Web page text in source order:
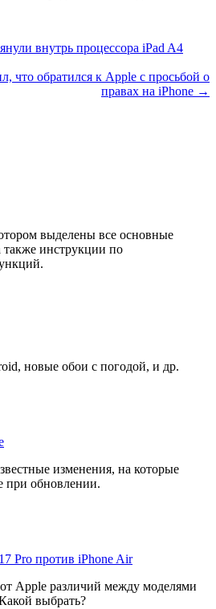
внутрь процессора iPad A4
что обратился к Apple с просьбой о
правах на iPhone →
выделены все основные
также инструкции по
новые обои с погодой, и др.
изменения, на которые
при обновлении.
Pro против iPhone Air
Apple различий между моделями
выбрать?